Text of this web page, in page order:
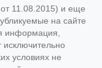
11.08.2015) и еще
на сайте
информация,
исключительно
условиях не